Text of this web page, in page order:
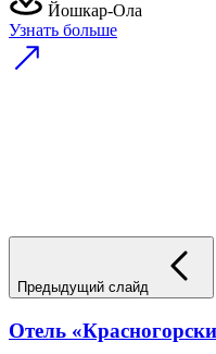
Йошкар-Ола
Узнать больше
Предыдущий слайд
Отель